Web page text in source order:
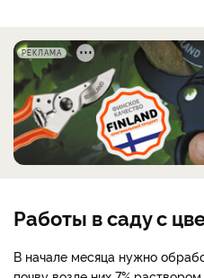
РЕКЛАМА
Работы в саду с
В начале месяца нужно